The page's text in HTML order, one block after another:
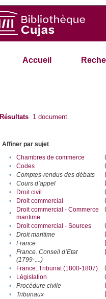
Accueil
Résultats 1 document
Affiner par sujet
•
Chambres de commerce
•
Codes
•
Comptes-rendus des débats
•
Cours d’appel
•
Droit civil
•
Droit commercial
•
Droit commercial - Commerce
maritime
• Droit commercial - Sources
•
Droit maritime
•
France
•
France. Conseil d’Etat
(1799-....)
• France. Tribunat (1800-1807)
•
Législation
•
Procédure civile
•
Tribunaux